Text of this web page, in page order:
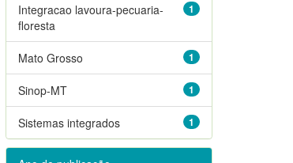
1
Integracao lavoura-pecuaria-
floresta
1
Mato Grosso
1
Sinop-MT
1
Sistemas integrados